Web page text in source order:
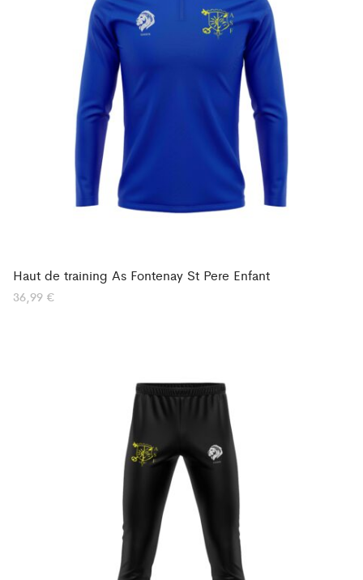
Haut de training As Fontenay St Pere Enfant
36,99 €